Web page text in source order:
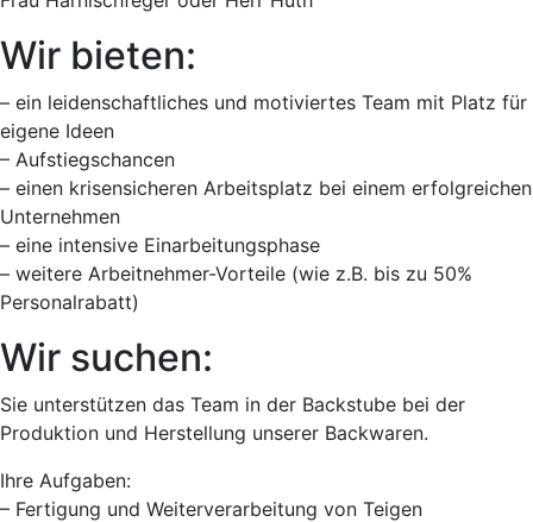
Wir bieten:
– ein leidenschaftliches und motiviertes Team mit Platz für
eigene Ideen
– Aufstiegschancen
– einen krisensicheren Arbeitsplatz bei einem erfolgreichen
Unternehmen
– eine intensive Einarbeitungsphase
– weitere Arbeitnehmer-Vorteile (wie z.B. bis zu 50%
Personalrabatt)
Wir suchen:
Sie unterstützen das Team in der Backstube bei der
Produktion und Herstellung unserer Backwaren.
Ihre Aufgaben:
– Fertigung und Weiterverarbeitung von Teigen